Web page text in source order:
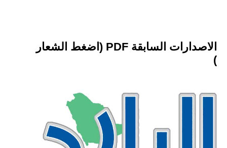
الاصدارات السابقة PDF (اضغط الشعار
)